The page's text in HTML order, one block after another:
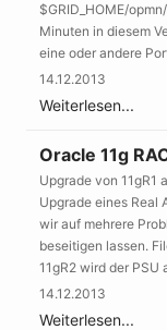
$GRID_HOME/
Minuten in diesem
eine oder andere
14.12.2013
Weiterlesen...
Oracle 11g
Upgrade von 11gR1
Upgrade eines Real
wir auf mehrere
beseitigen lassen.
11gR2 wird der PSU
14.12.2013
Weiterlesen...